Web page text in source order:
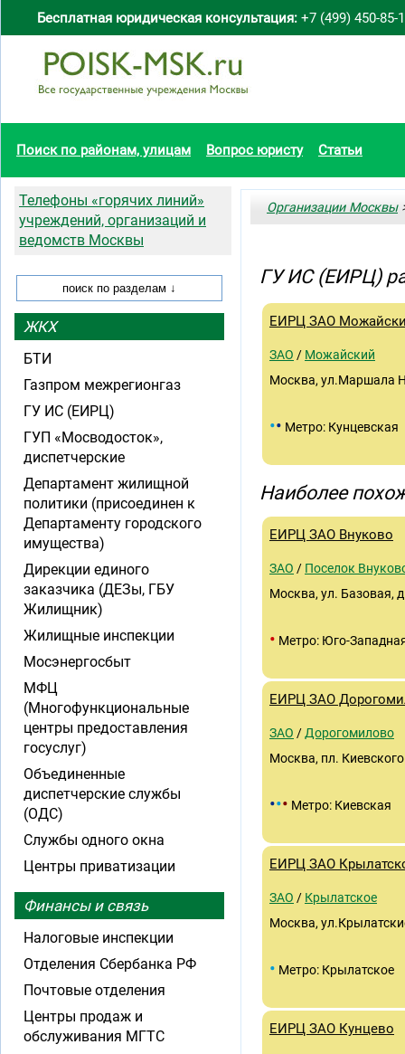
Бесплатная юридическая консультация: +7 (499) 450-85-
Поиск по районам, улицам Вопрос юристу Статьи
Организации Москвы
ГУ ИС (ЕИРЦ)
ЕИРЦ ЗАО
ЗАО / Можайский
Москва, ул.Маршала
•• Метро: Кунцевская
Наиболее
ЕИРЦ ЗАО Внуково
ЗАО / Поселок
Москва, ул. Базовая,
• Метро: Юго-
ЕИРЦ ЗАО
ЗАО / Дорогомилово
Москва, пл.
••• Метро: Киевская
ЕИРЦ ЗАО
ЗАО / Крылатское
Москва,
• Метро: Крылатское
ЕИРЦ ЗАО Кунцево
Телефоны «горячих линий»
учреждений, организаций и
ведомств Москвы
ЖКХ
БТИ
Газпром межрегионгаз
ГУ ИС (ЕИРЦ)
ГУП «Мосводосток»,
диспетчерские
Департамент жилищной
политики (присоединен к
Департаменту городского
имущества)
Дирекции единого
заказчика (ДЕЗы, ГБУ
Жилищник)
Жилищные инспекции
Мосэнергосбыт
МФЦ
(Многофункциональные
центры предоставления
госуслуг)
Объединенные
диспетчерские службы
(ОДС)
Службы одного окна
Центры приватизации
Финансы и связь
Налоговые инспекции
Отделения Сбербанка РФ
Почтовые отделения
Центры продаж и
обслуживания МГТС